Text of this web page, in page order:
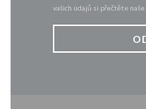
vašich údajů si přečtěte naše